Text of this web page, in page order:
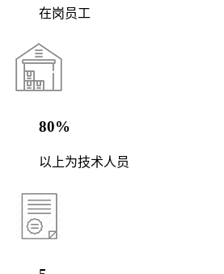
在岗员工
80%
以上为技术人员